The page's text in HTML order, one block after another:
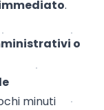
.
o
minuti